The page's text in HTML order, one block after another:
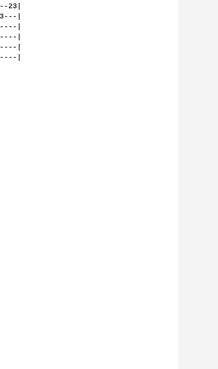
|
|
|
|
|